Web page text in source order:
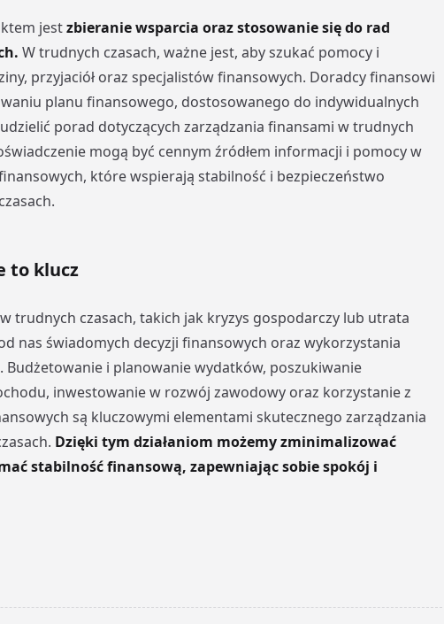
jestzbieranie wsparcia oraz stosowanie się do rad
W trudnych czasach, ważne jest, aby szukać pomocy i
przyjaciół oraz specjalistów finansowych. Doradcy finansowi
planu finansowego, dostosowanego do indywidualnych
porad dotyczących zarządzania finansami w trudnych
mogą być cennym źródłem informacji i pomocy w
które wspierają stabilność i bezpieczeństwo
to klucz
trudnych czasach, takich jak kryzys gospodarczy lub utrata
nas świadomych decyzji finansowych oraz wykorzystania
i planowanie wydatków, poszukiwanie
inwestowanie w rozwój zawodowy oraz korzystanie z
są kluczowymi elementami skutecznego zarządzania
Dzięki tym działaniom możemy zminimalizować
stabilność finansową, zapewniając sobie spokój i